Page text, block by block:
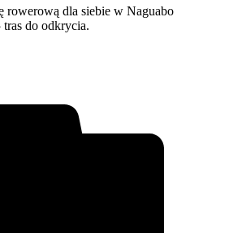
rowerową dla siebie w Naguabo
do odkrycia.